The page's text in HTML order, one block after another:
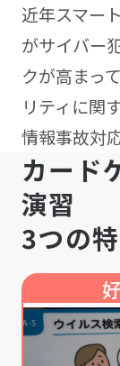
近年スマー
がサイバー
クが高まっ
リティに関
情報事故対
カー ド
演習
3つの特